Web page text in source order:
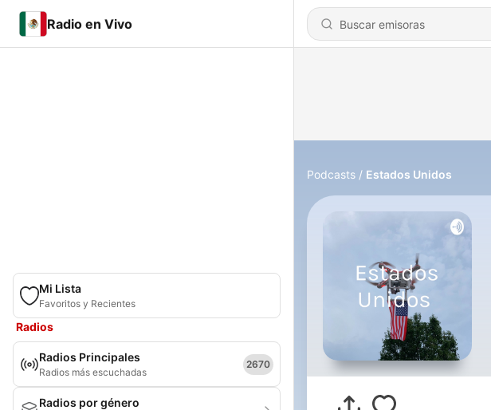
Radio en Vivo
Mi Lista
Favoritos y Recientes
Radios
Radios Principales
Radios más escuchadas
2670
Radios por género
Podcasts Estados Unidos